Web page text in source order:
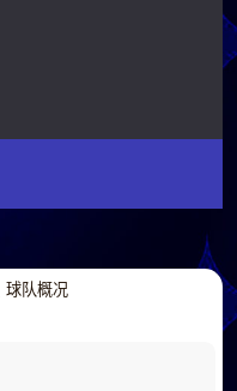
球队概况